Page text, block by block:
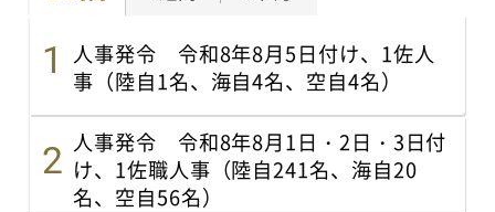
人事発令 令和8年8月5日付け、1佐人
事（陸自1名、海自4名、空自4名）
人事発令 令和8年8月1日・2日・3日付
け、1佐職人事（陸自241名、海自20
名、空自56名）